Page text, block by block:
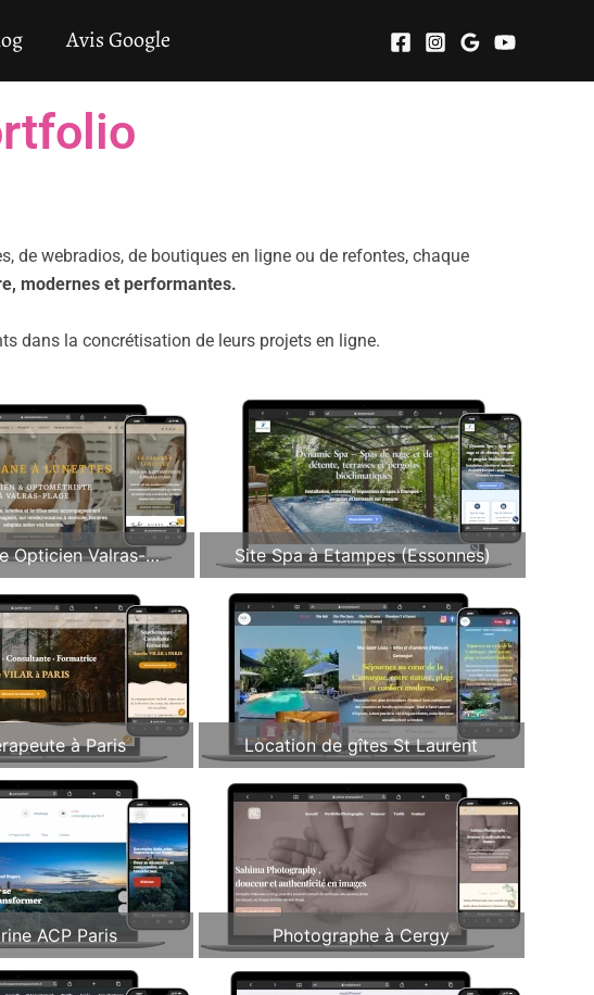
Avis Google
de webradios, de boutiques en ligne ou de refontes, chaque
modernes et performantes.
dans la concrétisation de leurs projets en ligne.
Opticien Valras-
Site Spa à Etampes (Essonnes)
à Paris Location de gîtes St Laurent
ACP Paris Photographe à Cergy